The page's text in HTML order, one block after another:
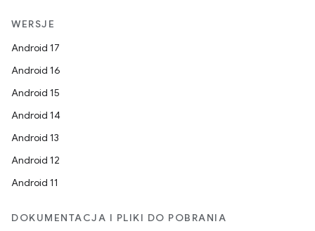
WERSJE
Android 17
Android 16
Android 15
Android 14
Android 13
Android 12
Android 11
DOKUMENTACJA I PLIKI DO POBRANIA